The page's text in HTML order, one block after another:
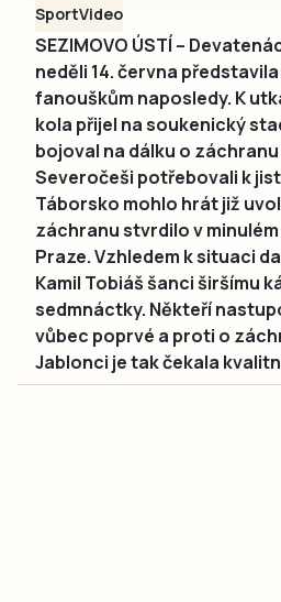
SportVideo
SEZIMOVO ÚSTÍ –
neděli 14. června
fanouškům naposledy. K
kola přijel na soukenický
bojoval na dálku o
Severočeši potřebovali k
Táborsko mohlo hrát již
záchranu stvrdilo v minulém
Praze. Vzhledem k situaci
Kamil Tobiáš šanci širšímu
sedmnáctky. Někteří
vůbec poprvé a proti o
Jablonci je tak čekala